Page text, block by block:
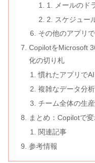
1. メールのド
2. スケジュー
その他のアプリ
CopilotをMicrosoft
化の切り札
慣れたアプリで
複雑なデータ分
チーム全体の生
まとめ：Copilotで
関連記事
参考情報